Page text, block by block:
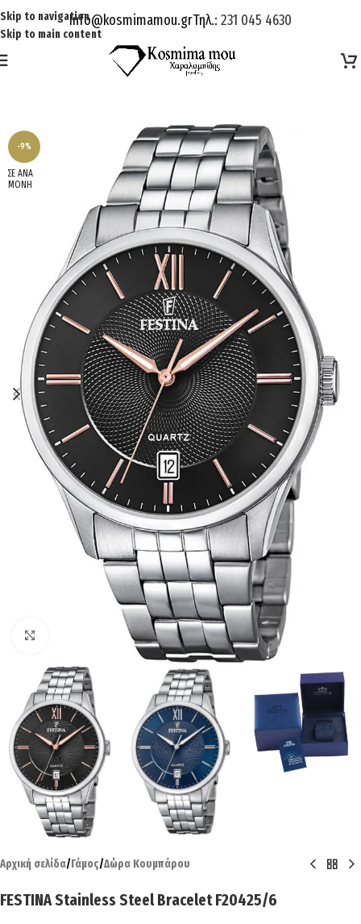
Skip to navigation
Skip to main content
Info@kosmimamou.grΤηλ.: 231 045 4630
-9%
ΣΕ ΑΝΑ
ΜΟΝΗ
Αρχική σελίδα/Γάμος/Δώρα Κουμπάρου
FESTINA Stainless Steel Bracelet F20425/6